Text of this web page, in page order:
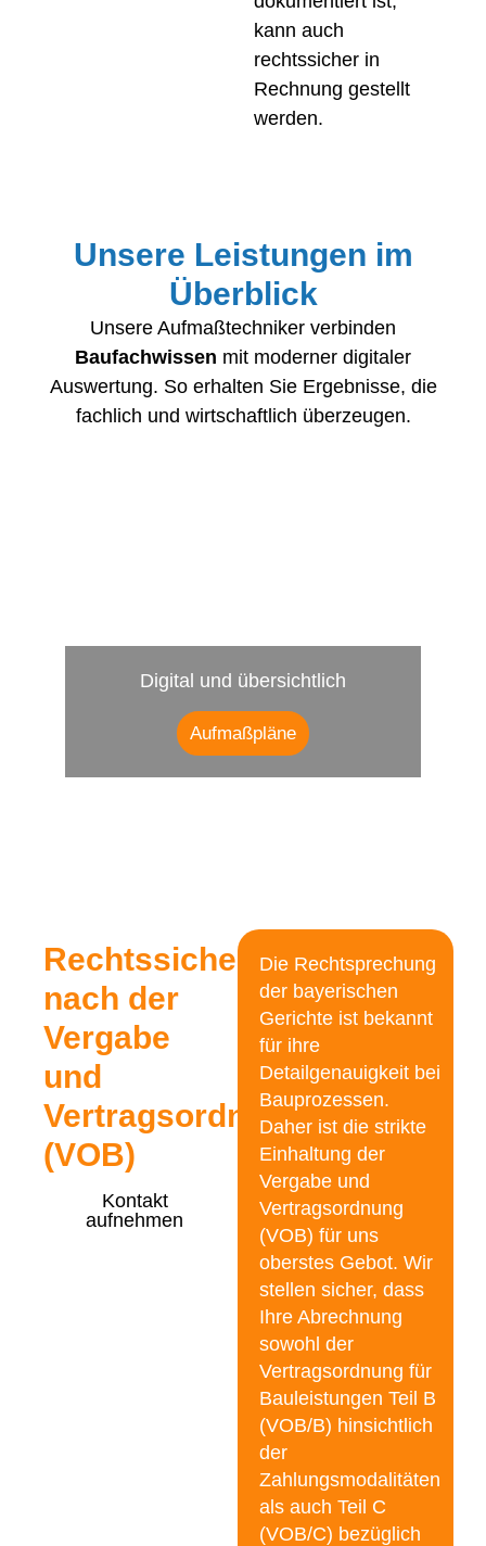
kann auch
rechtssicher in
Rechnung gestellt
werden.
Unsere Leistungen im
Überblick
Unsere Aufmaßtechniker verbinden
Baufachwissen mit moderner digitaler
Auswertung. So erhalten Sie Ergebnisse, die
fachlich und wirtschaftlich überzeugen.
Digital und übersichtlich
Aufmaßpläne
Rechtssicherheit
nach der
Vergabe
und
Vertragsordnung
(VOB)
Kontakt
aufnehmen
Die Rechtsprechung
der bayerischen
Gerichte ist bekannt
für ihre
Detailgenauigkeit bei
Bauprozessen.
Daher ist die strikte
Einhaltung der
Vergabe und
Vertragsordnung
(VOB) für uns
oberstes Gebot. Wir
stellen sicher, dass
Ihre Abrechnung
sowohl der
Vertragsordnung für
Bauleistungen Teil B
(VOB/B) hinsichtlich
der
Zahlungsmodalitäten
als auch Teil C
(VOB/C) bezüglich